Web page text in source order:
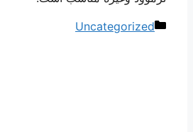
دسته‌ها
Uncategorized